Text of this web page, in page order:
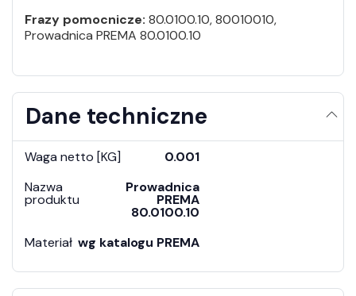
Frazy pomocnicze: 80.0100.10, 80010010,
Prowadnica PREMA 80.0100.10
Dane techniczne
Waga netto [KG]
0.001
Nazwa
produktu
Prowadnica
PREMA
80.0100.10
Materiał wg katalogu PREMA